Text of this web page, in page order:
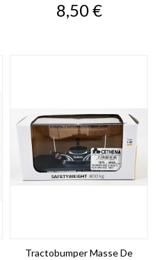
Prix
8,50 €
Tractobumper Masse De